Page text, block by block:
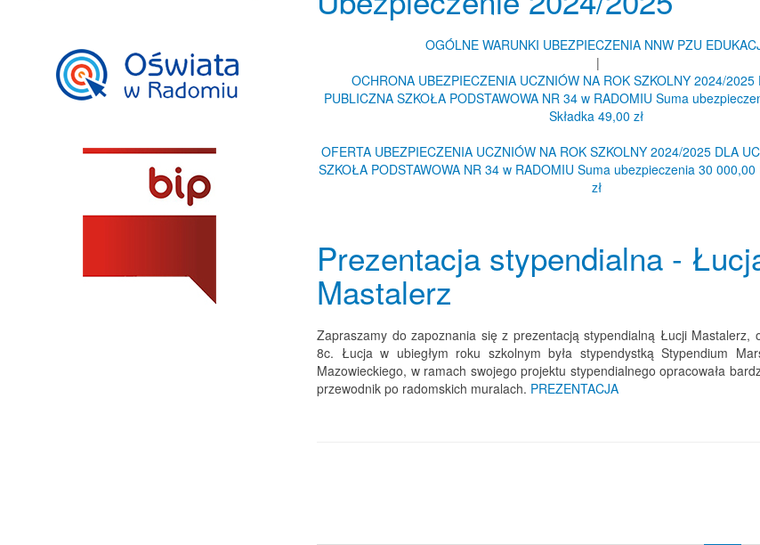
OGÓLNE WARUNKI UBEZPIECZENIA NNW PZU
|
OCHRONA UBEZPIECZENIA UCZNIÓW NA ROK SZKOLNY 2024/2025
PUBLICZNA SZKOŁA PODSTAWOWA NR 34 w RADOMIU Suma
Składka 49,00 zł
OFERTA UBEZPIECZENIA UCZNIÓW NA ROK SZKOLNY 2024/2025 DLA
SZKOŁA PODSTAWOWA NR 34 w RADOMIU Suma ubezpieczenia 30 000,00
zł
Prezentacja stypendialna -
Mastalerz
Zapraszamy do zapoznania się z prezentacją stypendialną Łucji Mastalerz,
8c. Łucja w ubiegłym roku szkolnym była stypendystką Stypendium
Mazowieckiego, w ramach swojego projektu stypendialnego opracowała
przewodnik po radomskich muralach. PREZENTACJA